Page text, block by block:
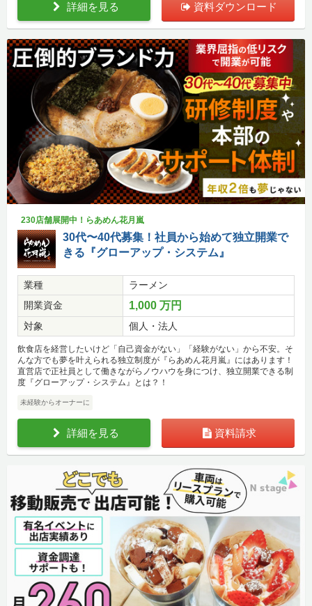
詳細を見る 資料ダウンロード
230店舗展開中！らあめん花月嵐
30代〜40代募集！社員から始めて独立開業で
きる『グローアップ・システム』
業種
ラーメン
開業資金
1,000 万円
対象 個人・法人
飲食店を経営したいけど「自己資金がない」「経験がない」から不安。そ
んな方でも夢を叶えられる独立制度が『らあめん花月嵐』にはあります！
直営店で正社員として働きながらノウハウを身につけ、独立開業できる制
度『グローアップ・システム』とは？！
未経験からオーナーに
詳細を見る 資料請求